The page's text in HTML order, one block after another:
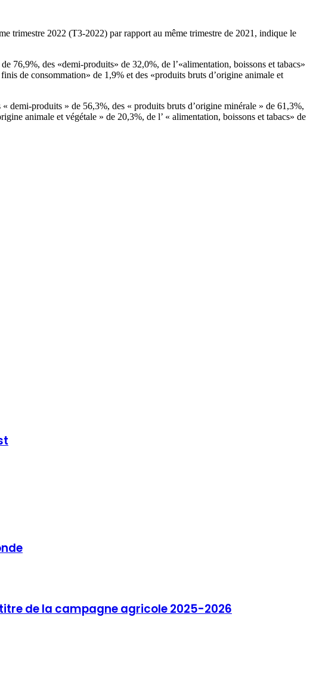
trimestre 2022 (T3-2022) par rapport au même trimestre de 2021, indique le
76,9%, des «demi-produits» de 32,0%, de l’«alimentation, boissons et tabacs»
de consommation» de 1,9% et des «produits bruts d’origine animale et
demi-produits » de 56,3%, des « produits bruts d’origine minérale » de 61,3%,
animale et végétale » de 20,3%, de l’ « alimentation, boissons et tabacs» de
de la campagne agricole 2025-2026